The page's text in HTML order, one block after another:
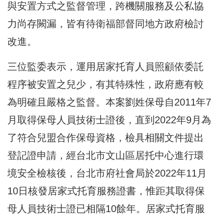
與安置方式之監督管理，跨機關服務及公私協
力尚存闕漏，皆有待衛福部督同地方政府檢討
改進。
三位監委表示，運用居家托育人員照顧依委託
程序被安置之兒少，有其特殊性，政府應有較
為明確且嚴格之監督。本案劉姓保母自2011年7
月取得保母人員技術士證後，直到2022年9月為
了符合兒盟合作保母資格，檢具相關文件提出
登記證申請，經台北市文山區居托中心進行環
境安全檢核後，台北市府社會局於2022年11月
10日核發居家式托育服務證書，惟距其取得保
母人員技術士證已相隔10餘年。居家式托育服